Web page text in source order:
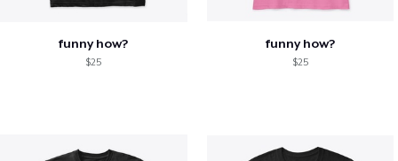
funny how?
$25
funny how?
$25